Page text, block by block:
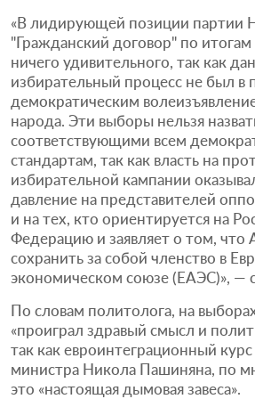
«В лидирующей позиции партии
"Гражданский договор" по
ничего удивительного, так как
избирательный процесс не был в
демократическим
народа. Эти выборы нельзя
соответствующими всем
стандартам, так как власть на
избирательной кампании
давление на представителей
и на тех, кто ориентируется на
Федерацию и заявляет о том,
сохранить за собой членство в
экономическом союзе (ЕАЭС)», —
По словам политолога, на
«проиграл здравый смысл и
так как евроинтеграционный
министра Никола Пашиняна, по
это «настоящая дымовая завеса».